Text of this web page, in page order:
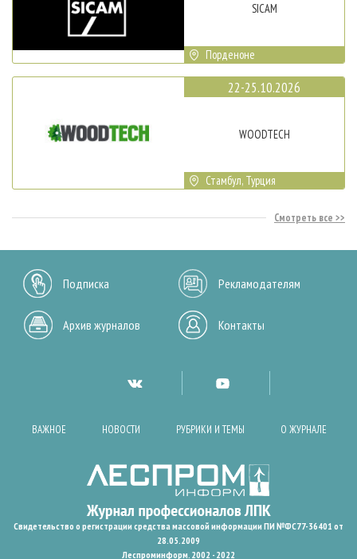
SICAM
Порденоне
22-25.10.2026
WOODTECH
Стамбул, Турция
Смотреть все
Подписка Рекламодателям
Архив журналов Контакты
ВАЖНОЕ НОВОСТИ РУБРИКИ И ТЕМЫ О ЖУРНАЛЕ
Свидетельство о регистрации средства массовой информации ПИ №ФС77-36401 от
28.05.2009
Леспроминформ. 2002 - 2022